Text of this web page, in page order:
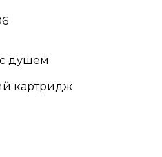
душем
картридж